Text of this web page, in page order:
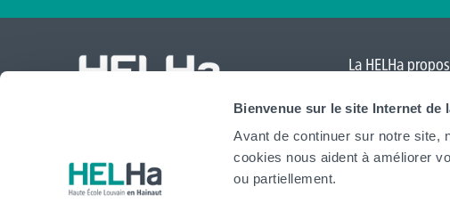
Bienvenue sur le site Internet de
Avant de continuer sur notre site,
cookies nous aident à améliorer
ou partiellement.
website
La HELHa
Mouscronet